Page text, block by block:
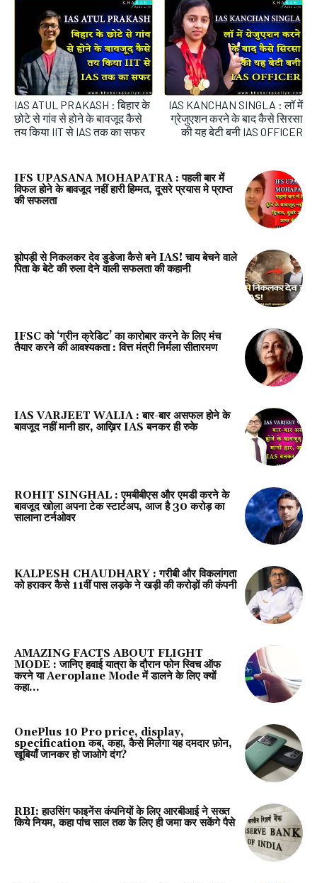
IAS ATUL PRAKASH : बिहार के
छोटे से गांव से होने के बावजूद कैसे
तय किया IIT से IAS तक का सफर
IAS KANCHAN SINGLA : लॉ में
ग्रेजुएशन करने के बाद कैसे सिरसा
की यह बेटी बनी IAS OFFICER
IFS UPASANA MOHAPATRA : पहली बार में
विफल होने के बावजूद नहीं हारी हिम्मत, दूसरे प्रयास मे प्राप्त
की सफलता
झोपड़ी से निकलकर देव डुडेजा कैसे बने IAS! चाय बेचने वाले
पिता के बेटे की रुला देने वाली सफलता की कहानी
IFSC को ‘ग्रीन क्रेडिट’ का कारोबार करने के लिए मंच
तैयार करने की आवश्यकता : वित्त मंत्री निर्मला सीतारमण
IAS VARJEET WALIA : बार-बार असफल होने के
बावजूद नहीं मानी हार, आख़िर IAS बनकर ही रुके
ROHIT SINGHAL : एमबीबीएस और एमडी करने के
बावजूद खोला अपना टेक स्टार्टअप, आज है 30 करोड़ का
सालाना टर्नओवर
KALPESH CHAUDHARY : गरीबी और विकलांगता
को हराकर कैसे 11वीं पास लड़के ने खड़ी की करोड़ों की कंपनी
AMAZING FACTS ABOUT FLIGHT
MODE : जानिए हवाई यात्रा के दौरान फोन स्विच ऑफ
करने या Aeroplane Mode में डालने के लिए क्‍यों
कहा...
OnePlus 10 Pro price, display,
specification कब, कहा, कैसे मिलेगा यह दमदार फ़ोन,
खूबियाँ जानकर हो जाओगे दंग?
RBI: हाउसिंग फाइनेंस कंपनियों के लिए आरबीआई ने सख्त
किये नियम, कहा पांच साल तक के लिए ही जमा कर सकेंगे पैसे